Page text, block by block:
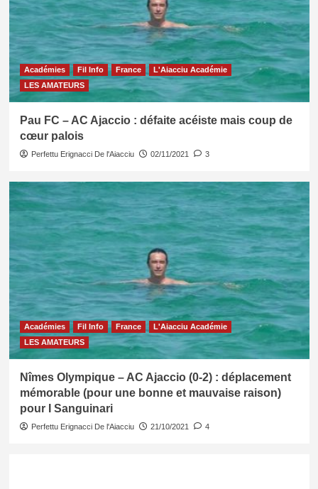
Académies Fil Info France
L'Aiacciu Académie
LES AMATEURS
Pau FC – AC Ajaccio : défaite acéiste mais coup de
cœur palois
Perfettu Erignacci De l'Aiacciu 02/11/2021 3
Académies Fil Info France
L'Aiacciu Académie
LES AMATEURS
Nîmes Olympique – AC Ajaccio (0-2) : déplacement
mémorable (pour une bonne et mauvaise raison)
pour I Sanguinari
Perfettu Erignacci De l'Aiacciu 21/10/2021 4